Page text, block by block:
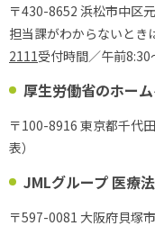
〒430-8652 浜松市中区
担当課がわからないと
2111受付時間／午前8:30
厚生労働省のホー
〒100-8916 東京都千代
表）
JMLグループ 医療
〒597-0081 大阪府貝塚